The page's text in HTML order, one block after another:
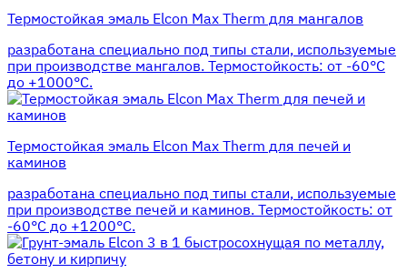
Термостойкая эмаль Elcon Max Therm для мангалов
разработана специально под типы стали, используемые
при производстве мангалов. Термостойкость: от -60°С
до +1000°С.
Термостойкая эмаль Elcon Max Therm для печей и
каминов
разработана специально под типы стали, используемые
при производстве печей и каминов. Термостойкость: от
-60°С до +1200°С.